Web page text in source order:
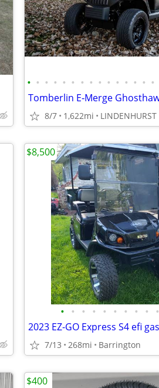
• • • • • • • • • • • • • • •
8/7 1,622mi LINDENHURST
• • • • • • • • • •
7/13 268mi Barrington
$8,500
$400